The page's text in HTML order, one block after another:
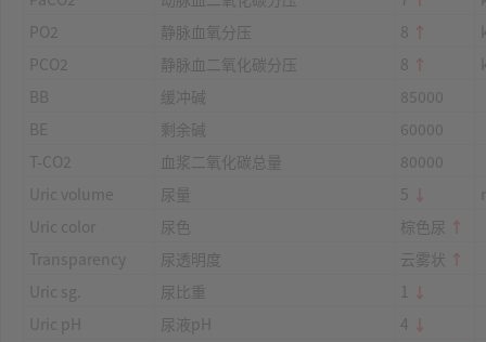
PO2
静脉血氧分压 8 ↑
PCO2
静脉血二氧化碳分压 8 ↑
BB
缓冲碱
85000
BE
剩余碱
60000
T-CO2
血浆二氧化碳总量
80000
Uric volume
尿量 5 ↓
Uric color
尿色 棕色尿 ↑
Transparency
尿透明度 云雾状 ↑
Uric sg.
尿比重 1 ↓
Uric pH
尿液pH 4 ↓